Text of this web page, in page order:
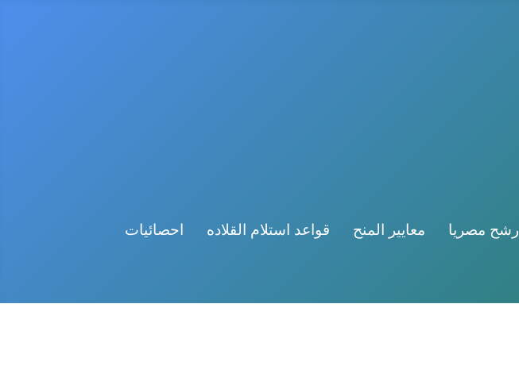
رشح مصريا معايير المنح قواعد استلام القلاده احصائيات